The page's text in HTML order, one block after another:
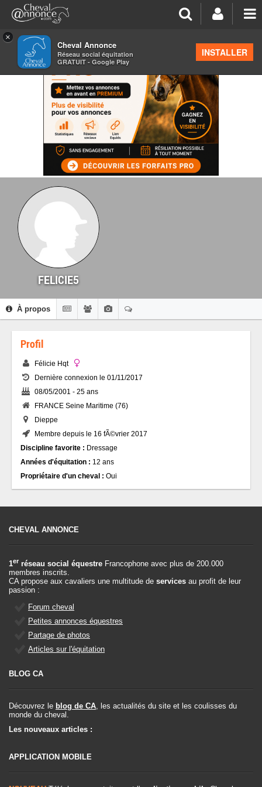
×
Cheval Annonce
Réseau social équitation
GRATUIT - Google Play
INSTALLER
FELICIE5
À propos
Profil
Félicie Hqt
Dernière connexion le 01/11/2017
08/05/2001 - 25 ans
FRANCE Seine Maritime (76)
Dieppe
Membre depuis le 16 fÃ©vrier 2017
Discipline favorite : Dressage
Années d'équitation : 12 ans
Propriétaire d'un cheval : Oui
CHEVAL ANNONCE
1er réseau social équestre Francophone avec plus de 200.000
membres inscrits.
CA propose aux cavaliers une multitude de services au profit de leur
passion :
Forum cheval
Petites annonces équestres
Partage de photos
Articles sur l'équitation
BLOG CA
Découvrez le blog de CA, les actualités du site et les coulisses du
monde du cheval.
Les nouveaux articles :
APPLICATION MOBILE